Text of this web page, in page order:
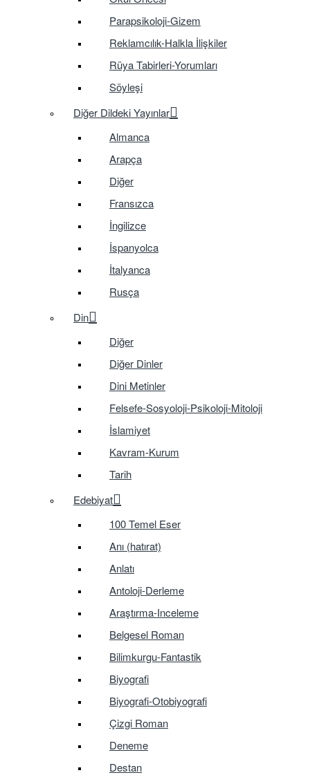
Parapsikoloji-Gizem
Reklamcılık-Halkla İlişkiler
Rüya Tabirleri-Yorumları
Söyleşi
Diğer Dildeki Yayınlar
Almanca
Arapça
Diğer
Fransızca
İngilizce
İspanyolca
İtalyanca
Rusça
Din
Diğer
Diğer Dinler
Dini Metinler
Felsefe-Sosyoloji-Psikoloji-Mitoloji
İslamiyet
Kavram-Kurum
Tarih
Edebiyat
100 Temel Eser
Anı (hatırat)
Anlatı
Antoloji-Derleme
Araştırma-Inceleme
Belgesel Roman
Bilimkurgu-Fantastik
Biyografi
Biyografi-Otobiyografi
Çizgi Roman
Deneme
Destan